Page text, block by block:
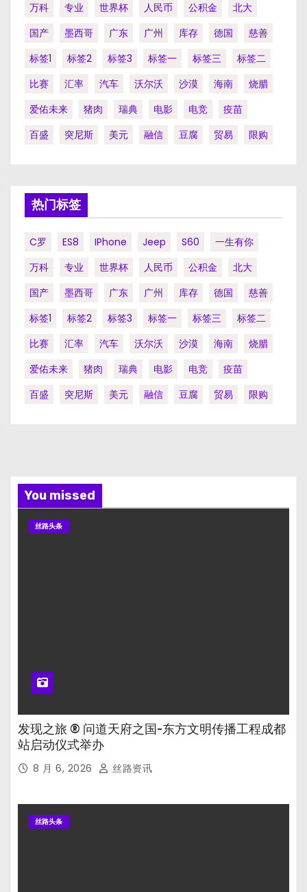
万科 专业 世界杯 人民币 公积金
北大
国产
墨西哥 广东 广州 库存 德国
慈善
标签1
标签2 标签3 标签一 标签三
标签二
比赛
汇率 汽车 沃尔沃 沙漠 海南
烧腊
爱佑未来
猪肉 瑞典 电影 电竞
疫苗
百盛
突尼斯 美元 融信 豆腐 贸易 限购
热门标签
C罗 ES8 IPhone Jeep S60
一生有你
万科
专业 世界杯 人民币 公积金
北大
国产
墨西哥 广东 广州 库存 德国
慈善
标签1
标签2 标签3 标签一 标签三
标签二
比赛
汇率 汽车 沃尔沃 沙漠 海南
烧腊
爱佑未来
猪肉 瑞典 电影 电竞
疫苗
百盛
突尼斯 美元 融信 豆腐 贸易 限购
You missed
丝路头条
发现之旅 ® 问道天府之国-东方文明传播工程成都
站启动仪式举办
8 月 6, 2026 丝路资讯
丝路头条